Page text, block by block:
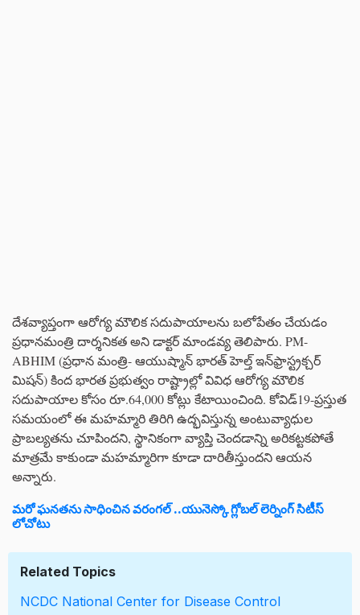
దేశవ్యాప్తంగా ఆరోగ్య మౌలిక సదుపాయాలను బలోపేతం చేయడం
ప్రధానమంత్రి దార్శనికత అని డాక్టర్ మాండవ్య తెలిపారు. PM-
ABHIM (ప్రధాన మంత్రి- ఆయుష్మాన్ భారత్ హెల్త్ ఇన్‌ఫ్రాస్ట్రక్చర్
మిషన్) కింద భారత ప్రభుత్వం రాష్ట్రాల్లో వివిధ ఆరోగ్య మౌలిక
సదుపాయాల కోసం రూ.64,000 కోట్లు కేటాయించింది. కోవిడ్19-ప్రస్తుత
సమయంలో ఈ మహమ్మారి తిరిగి ఉద్భవిస్తున్న అంటువ్యాధుల
ప్రాబల్యతను చూపిందని, స్థానికంగా వ్యాప్తి చెందడాన్ని అరికట్టకపోతే
మాత్రమే కాకుండా మహమ్మారిగా కూడా దారితీస్తుందని ఆయన
అన్నారు.
మరో ఘనతను సాధించిన వరంగల్ ..యునెస్కో గ్లోబల్ లెర్నింగ్ సిటీస్
లోచోటు
Related Topics
NCDC National Center for Disease Control